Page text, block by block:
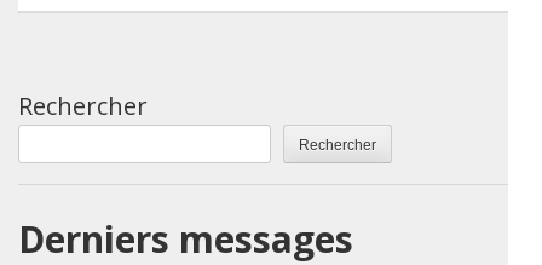
Rechercher
Rechercher
Derniers messages